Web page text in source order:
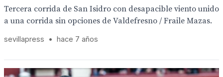
Tercera corrida de San Isidro con desapacible viento unido
a una corrida sin opciones de Valdefresno / Fraile Mazas.
sevillapress • hace 7 años